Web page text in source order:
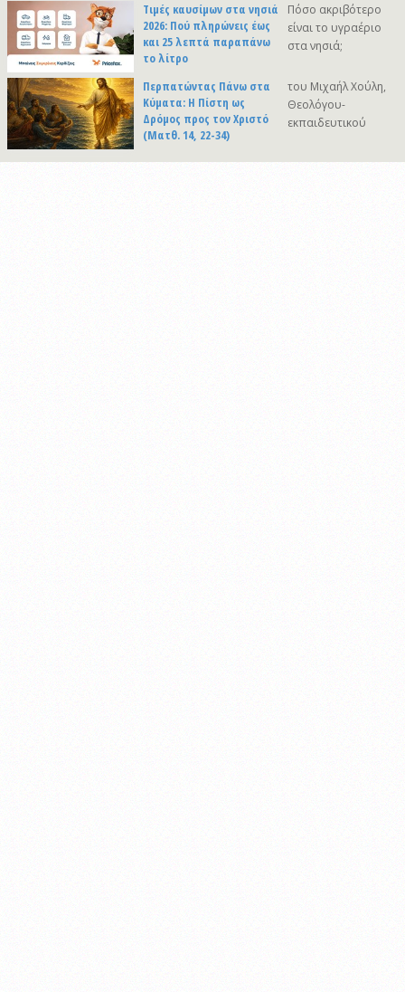
Τιμές καυσίμων στα νησιά
2026: Πού πληρώνεις έως
και 25 λεπτά παραπάνω
το λίτρο
Πόσο ακριβότερο
είναι το υγραέριο
στα νησιά;
Περπατώντας Πάνω στα
Κύματα: Η Πίστη ως
Δρόμος προς τον Χριστό
(Ματθ. 14, 22-34)
του Μιχαήλ Χούλη,
Θεολόγου-
εκπαιδευτικού